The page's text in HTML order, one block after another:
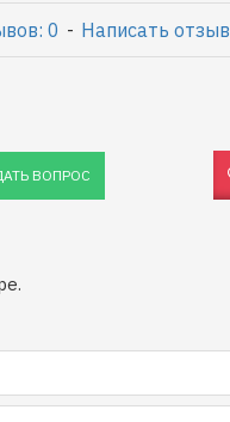
0 - Написать отзыв
ВОПРОС